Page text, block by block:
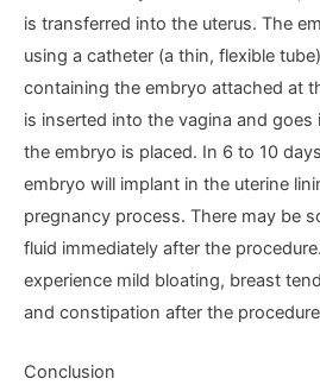
is transferred into the uterus. The
using a catheter (a thin, flexible
containing the embryo attached at
is inserted into the vagina and
the embryo is placed. In 6 to 10
embryo will implant in the uterine
pregnancy process. There may be
fluid immediately after the
experience mild bloating, breast
and constipation after the
Conclusion